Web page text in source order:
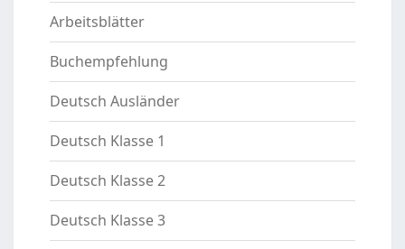
Arbeitsblätter
Buchempfehlung
Deutsch Ausländer
Deutsch Klasse 1
Deutsch Klasse 2
Deutsch Klasse 3